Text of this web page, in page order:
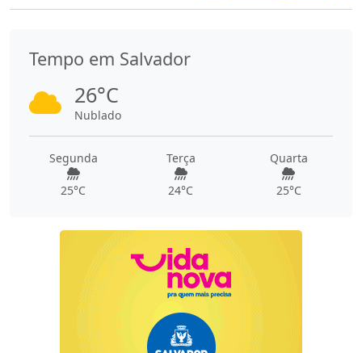
Tempo em Salvador
26°C
Nublado
Segunda
25°C
Terça
24°C
Quarta
25°C